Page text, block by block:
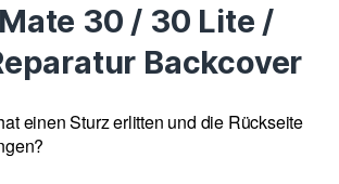
30 / 30 Lite /
Backcover
einen Sturz erlitten und die Rückseite